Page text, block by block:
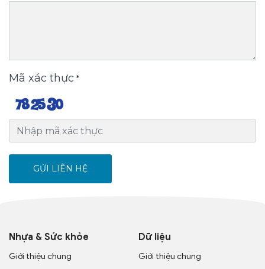
Mã xác thực *
GỬI LIÊN HỆ
Nhựa & Sức khỏe
Giới thiệu chung
Dữ liệu
Giới thiệu chung